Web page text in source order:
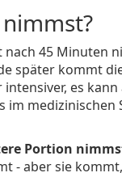
45 Minuten
später kommt
es
im medizinischen
Portion
- aber sie